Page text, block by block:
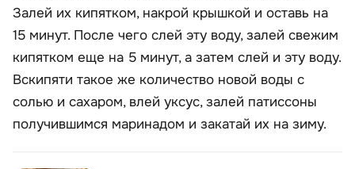
Залей их кипятком, накрой крышкой и оставь на
15 минут. После чего слей эту воду, залей свежим
кипятком еще на 5 минут, а затем слей и эту воду.
Вскипяти такое же количество новой воды с
солью и сахаром, влей уксус, залей патиссоны
получившимся маринадом и закатай их на зиму.